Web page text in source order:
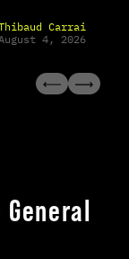
Carrai
August 4, 2026